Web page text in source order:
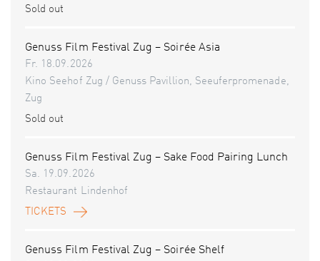
Sold out
Genuss Film Festival Zug – Soirée Asia
Fr. 18.09.2026
Kino Seehof Zug / Genuss Pavillion, Seeuferpromenade,
Zug
Sold out
Genuss Film Festival Zug – Sake Food Pairing Lunch
Sa. 19.09.2026
Restaurant Lindenhof
TICKETS
Genuss Film Festival Zug – Soirée Shelf